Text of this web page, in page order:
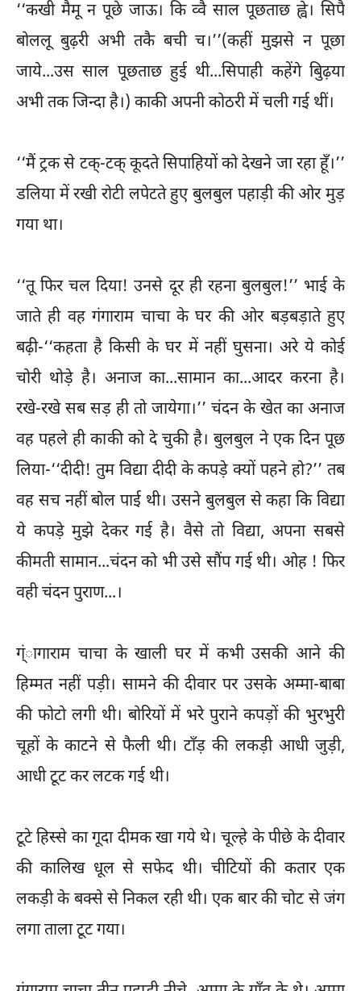
‘‘कखी मैमू न पूछे जाऊ। कि व्वै साल पूछताछ ह्वे। सिपै
बोललू बुढ़री अभी तकै बची च।’’(कहीं मुझसे न पूछा
जाये...उस साल पूछताछ हुई थी...सिपाही कहेंगे बुिढ़या
अभी तक जिन्दा है।) काकी अपनी कोठरी में चली गई थीं।
‘‘मैं ट्रक से टक्-टक् कूदते सिपाहियों को देखने जा रहा हूँ।’’
डलिया में रखी रोटी लपेटते हुए बुलबुल पहाड़ी की ओर मुड़
गया था।
‘‘तू फिर चल दिया! उनसे दूर ही रहना बुलबुल!’’ भाई के
जाते ही वह गंगाराम चाचा के घर की ओर बड़बड़ाते हुए
बढ़ी-‘‘कहता है किसी के घर में नहीं घुसना। अरे ये कोई
चोरी थोड़े है। अनाज का...सामान का...आदर करना है।
रखे-रखे सब सड़ ही तो जायेगा।’’ चंदन के खेत का अनाज
वह पहले ही काकी को दे चुकी है। बुलबुल ने एक दिन पूछ
लिया-‘‘दीदी! तुम विद्या दीदी के कपड़े क्यों पहने हो?’’ तब
वह सच नहीं बोल पाई थी। उसने बुलबुल से कहा कि विद्या
ये कपड़े मुझे देकर गई है। वैसे तो विद्या, अपना सबसे
कीमती सामान...चंदन को भी उसे सौंप गई थी। ओह ! फिर
वही चंदन पुराण...।
ग्ंागाराम चाचा के खाली घर में कभी उसकी आने की
हिम्मत नहीं पड़ी। सामने की दीवार पर उसके अम्मा-बाबा
की फोटो लगी थी। बोरियों में भरे पुराने कपड़ों की भुरभुरी
चूहों के काटने से फैली थी। टाँड़ की लकड़ी आधी जुड़ी,
आधी टूट कर लटक गई थी।
टूटे हिस्से का गूदा दीमक खा गये थे। चूल्हे के पीछे के दीवार
की कालिख धूल से सफेद थी। चीटियों की कतार एक
लकड़ी के बक्से से निकल रही थी। एक बार की चोट से जंग
लगा ताला टूट गया।